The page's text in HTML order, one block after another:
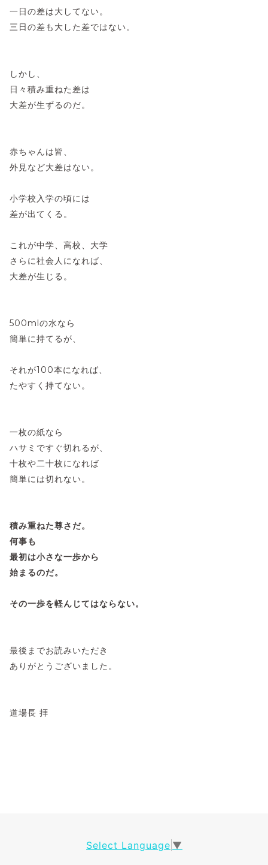
一日の差は大してない。
三日の差も大した差ではない。
しかし、
日々積み重ねた差は
大差が生ずるのだ。
赤ちゃんは皆、
外見など大差はない。
小学校入学の頃には
差が出てくる。
これが中学、高校、大学
さらに社会人になれば、
大差が生じる。
500mlの水なら
簡単に持てるが、
それが100本になれば、
たやすく持てない。
一枚の紙なら
ハサミですぐ切れるが、
十枚や二十枚になれば
簡単には切れない。
積み重ねた尊さだ。
何事も
最初は小さな一歩から
始まるのだ。
その一歩を軽んじてはならない。
最後までお読みいただき
ありがとうございました。
道場長 拝
Select Language ▼